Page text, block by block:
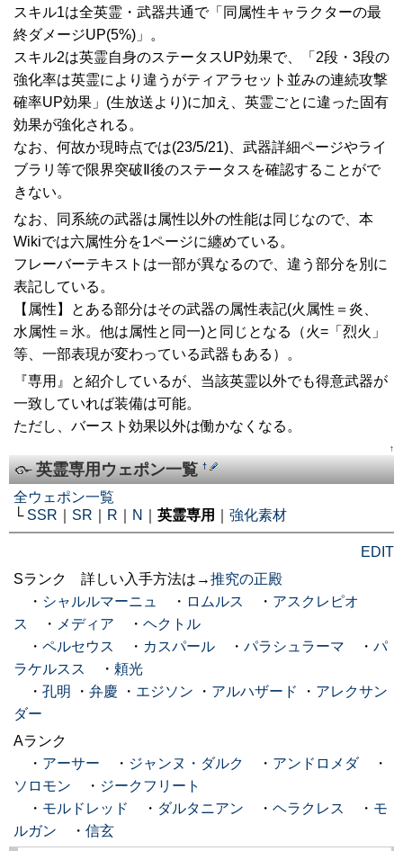
スキル1は全英霊・武器共通で「同属性キャラクターの最
終ダメージUP(5%)」。
スキル2は英霊自身のステータスUP効果で、「2段・3段の
強化率は英霊により違うがティアラセット並みの連続攻撃
確率UP効果」(生放送より)に加え、英霊ごとに違った固有
効果が強化される。
なお、何故か現時点では(23/5/21)、武器詳細ページやライ
ブラリ等で限界突破Ⅱ後のステータスを確認することがで
きない。
なお、同系統の武器は属性以外の性能は同じなので、本
Wikiでは六属性分を1ページに纏めている。
フレーバーテキストは一部が異なるので、違う部分を別に
表記している。
【属性】とある部分はその武器の属性表記(火属性＝炎、
水属性＝氷。他は属性と同一)と同じとなる（火=「烈火」
等、一部表現が変わっている武器もある）。
『専用』と紹介しているが、当該英霊以外でも得意武器が
一致していれば装備は可能。
ただし、バースト効果以外は働かなくなる。
↑
英霊専用ウェポン一覧†
全ウェポン一覧
└ SSR SR R N 英霊専用 強化素材
EDIT
Sランク 詳しい入手方法は→推究の正殿
・ シャルルマーニュ ・ ロムルス ・ アスクレピオ
ス
・ メディア ・ ヘクトル
・ ペルセウス ・ カスパール ・ パラシュラーマ ・ パ
ラケルスス
・ 頼光
・ 孔明 ・ 弁慶 ・ エジソン ・ アルハザード ・ アレクサン
ダー
Aランク
・ アーサー ・ ジャンヌ・ダルク ・ アンドロメダ・
ソロモン ・ ジークフリート
・ モルドレッド ・ ダルタニアン ・ ヘラクレス ・ モ
ルガン ・ 信玄